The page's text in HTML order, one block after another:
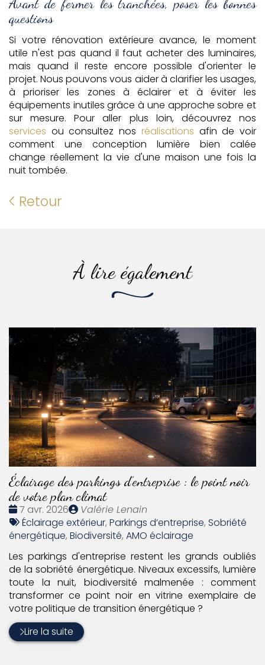
Avant de fermer les tranchées, poser les bonnes
questions
Si votre rénovation extérieure avance, le moment
utile n'est pas quand il faut acheter des luminaires,
mais quand il reste encore possible d'orienter le
projet. Nous pouvons vous aider à clarifier les usages,
à prioriser les zones à éclairer et à éviter les
équipements inutiles grâce à une approche sobre et
sur mesure. Pour aller plus loin, découvrez nos
services ou consultez nos réalisations afin de voir
comment une conception lumière bien calée
change réellement la vie d'une maison une fois la
nuit tombée.
Retour
À lire également
Éclairage des parkings d’entreprise : le point noir
de votre plan climat
Date
:
7 avr. 2026
Publié
par
Valérie Lenain
Tags
:
Éclairage extérieur, Parkings d’entreprise, Sobriété
énergétique, Biodiversité, AMO éclairage
Les parkings d'entreprise restent les grands oubliés
de la sobriété énergétique. Niveaux excessifs, lumière
toute la nuit, biodiversité malmenée : comment
transformer ce point noir en vitrine exemplaire de
votre politique de transition énergétique ?
Lire la suite